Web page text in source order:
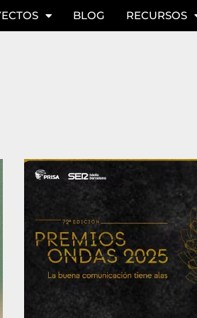
BLOG RECURSOS